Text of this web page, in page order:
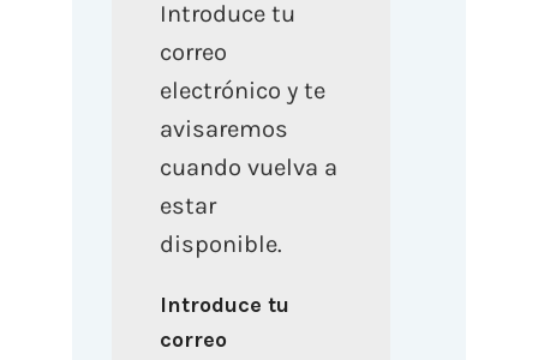
Introduce tu
correo
electrónico y te
avisaremos
cuando vuelva a
estar
disponible.
Introduce tu
correo